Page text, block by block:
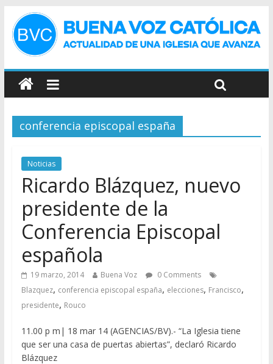
conferencia episcopal españa
Noticias
Ricardo Blázquez, nuevo
presidente de la
Conferencia Episcopal
española
19 marzo, 2014 Buena Voz
0 Comments
Blazquez, conferencia episcopal españa, elecciones, Francisco,
presidente, Rouco
11.00 p m| 18 mar 14 (AGENCIAS/BV).- “La Iglesia tiene
que ser una casa de puertas abiertas”, declaró Ricardo
Blázquez